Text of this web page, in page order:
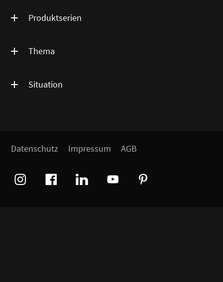
Produktserien
Thema
Situation
Datenschutz Impressum AGB